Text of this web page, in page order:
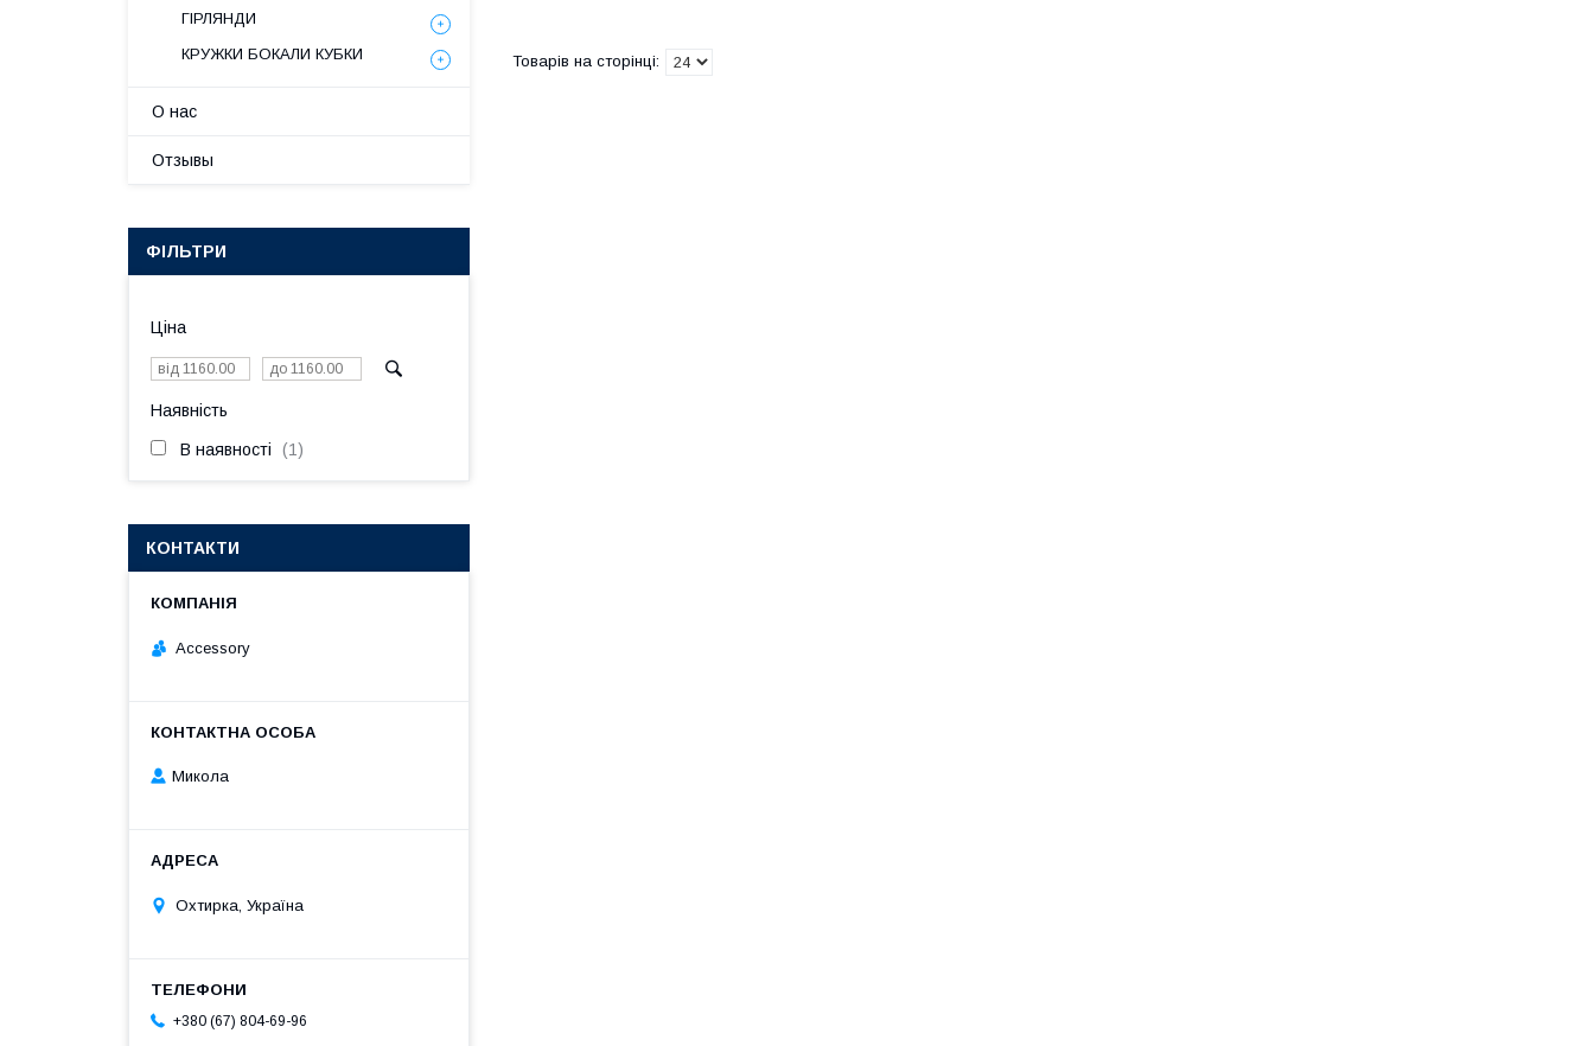
ГІРЛЯНДИ
КРУЖКИ БОКАЛИ КУБКИ
О нас
Отзывы
ФІЛЬТРИ
Ціна
Наявність
В наявності 1
КОНТАКТИ
Accessory
Микола
Охтирка, Україна
+380 (67) 804-69-96